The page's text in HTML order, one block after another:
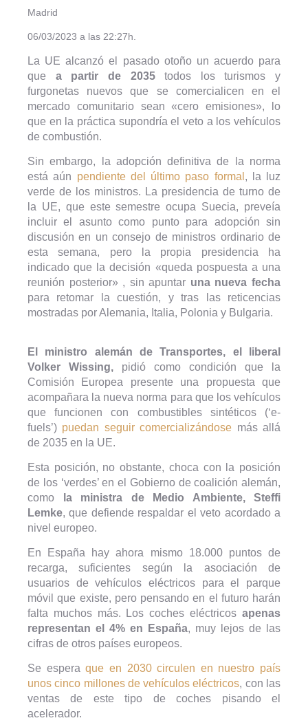
Madrid
06/03/2023 a las 22:27h.
La UE alcanzó el pasado otoño un acuerdo para
que a partir de 2035todos los turismos y
furgonetas nuevos que se comercialicen en el
mercado comunitario sean «cero emisiones», lo
que en la práctica supondría el veto a los vehículos
de combustión.
Sin embargo, la adopción definitiva de la norma
está aún pendiente del último paso formal , la luz
verde de los ministros. La presidencia de turno de
la UE, que este semestre ocupa Suecia, preveía
incluir el asunto como punto para adopción sin
discusión en un consejo de ministros ordinario de
esta semana, pero la propia presidencia ha
indicado que la decisión «queda pospuesta a una
reunión posterior» , sin apuntar una nueva fecha
para retomar la cuestión, y tras las reticencias
mostradas por Alemania, Italia, Polonia y Bulgaria.
El ministro alemán de Transportes, el liberal
Volker Wissing, pidió como condición que la
Comisión Europea presente una propuesta que
acompañara la nueva norma para que los vehículos
que funcionen con combustibles sintéticos (‘e-
fuels’) puedan seguir comercializándose más allá
de 2035 en la UE.
Esta posición, no obstante, choca con la posición
de los ‘verdes’ en el Gobierno de coalición alemán,
como
la ministra de Medio Ambiente, Steffi
Lemke, que defiende respaldar el veto acordado a
nivel europeo.
En España hay ahora mismo 18.000 puntos de
recarga, suficientes según la asociación de
usuarios de vehículos eléctricos para el parque
móvil que existe, pero pensando en el futuro harán
falta muchos más. Los coches eléctricos apenas
representan el 4% en España, muy lejos de las
cifras de otros países europeos.
Se esperaque en 2030 circulen en nuestro país
unos cinco millones de vehículos eléctricos, con las
ventas de este tipo de coches pisando el
acelerador.